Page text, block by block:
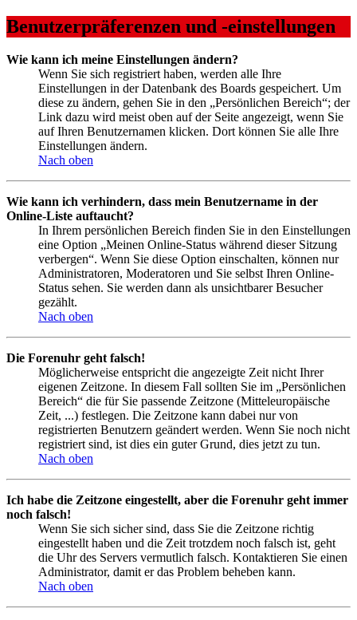
Benutzerpräferenzen und -einstellungen
Wie kann ich meine Einstellungen ändern?
Wenn Sie sich registriert haben, werden alle Ihre
Einstellungen in der Datenbank des Boards gespeichert. Um
diese zu ändern, gehen Sie in den „Persönlichen Bereich“; der
Link dazu wird meist oben auf der Seite angezeigt, wenn Sie
auf Ihren Benutzernamen klicken. Dort können Sie alle Ihre
Einstellungen ändern.
Nach oben
Wie kann ich verhindern, dass mein Benutzername in der
Online-Liste auftaucht?
In Ihrem persönlichen Bereich finden Sie in den Einstellungen
eine Option „Meinen Online-Status während dieser Sitzung
verbergen“. Wenn Sie diese Option einschalten, können nur
Administratoren, Moderatoren und Sie selbst Ihren Online-
Status sehen. Sie werden dann als unsichtbarer Besucher
gezählt.
Nach oben
Die Forenuhr geht falsch!
Möglicherweise entspricht die angezeigte Zeit nicht Ihrer
eigenen Zeitzone. In diesem Fall sollten Sie im „Persönlichen
Bereich“ die für Sie passende Zeitzone (Mitteleuropäische
Zeit, ...) festlegen. Die Zeitzone kann dabei nur von
registrierten Benutzern geändert werden. Wenn Sie noch nicht
registriert sind, ist dies ein guter Grund, dies jetzt zu tun.
Nach oben
Ich habe die Zeitzone eingestellt, aber die Forenuhr geht immer
noch falsch!
Wenn Sie sich sicher sind, dass Sie die Zeitzone richtig
eingestellt haben und die Zeit trotzdem noch falsch ist, geht
die Uhr des Servers vermutlich falsch. Kontaktieren Sie einen
Administrator, damit er das Problem beheben kann.
Nach oben